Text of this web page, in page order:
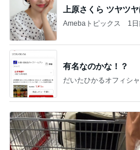
上原さくら ツヤツ
Amebaトピックス 1
有名なのかな！？
だいたひかるオフィシ